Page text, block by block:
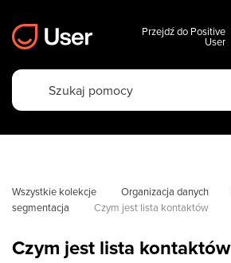
Przejdź do Positive
User
Wszystkie kolekcje Organizacja danych
segmentacja
Czym jest lista kontaktów
Czym jest lista kontaktów